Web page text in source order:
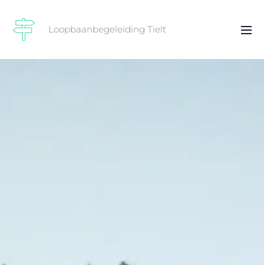
Loopbaanbegeleiding Tielt